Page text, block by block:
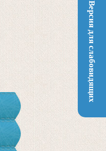
Версия для слабовидящих